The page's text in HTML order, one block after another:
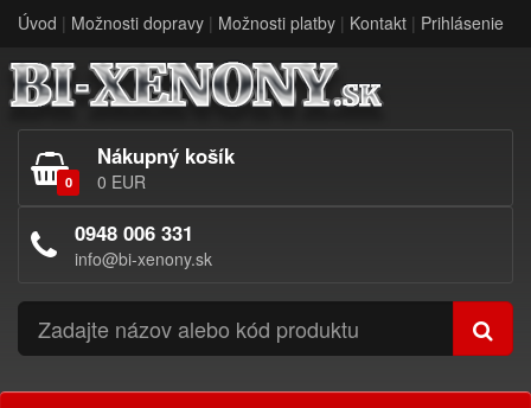
Úvod | Možnosti dopravy | Možnosti platby | Kontakt | Prihlásenie
0
Nákupný košík
0 EUR
0948 006 331
info@bi-xenony.sk